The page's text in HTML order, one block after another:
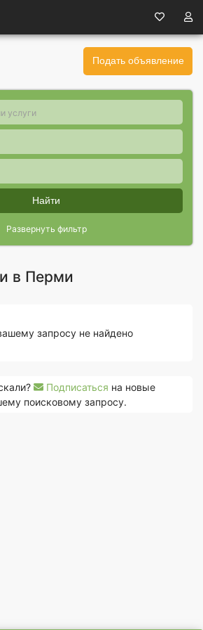
Подать объявление
Найти
Развернуть фильтр
в Перми
запросу не найдено
Подписаться на новые
поисковому запросу.